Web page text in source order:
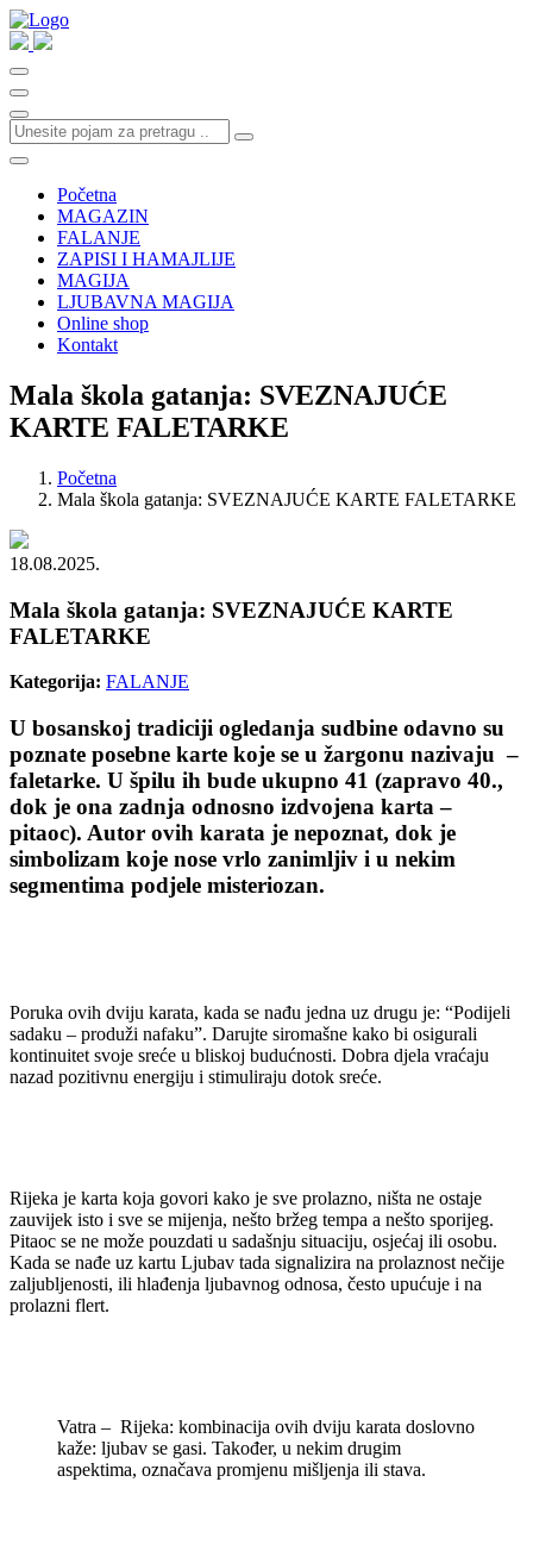
Početna
MAGAZIN
FALANJE
ZAPISI I HAMAJLIJE
MAGIJA
LJUBAVNA MAGIJA
Online shop
Kontakt
Mala škola gatanja: SVEZNAJUĆE
KARTE FALETARKE
Početna
Mala škola gatanja: SVEZNAJUĆE KARTE FALETARKE
18.08.2025.
Mala škola gatanja: SVEZNAJUĆE KARTE
FALETARKE
Kategorija: FALANJE
U bosanskoj tradiciji ogledanja sudbine odavno su
poznate posebne karte koje se u žargonu nazivaju –
faletarke. U špilu ih bude ukupno 41 (zapravo 40.,
dok je ona zadnja odnosno izdvojena karta –
pitaoc). Autor ovih karata je nepoznat, dok je
simbolizam koje nose vrlo zanimljiv i u nekim
segmentima podjele misteriozan.
Poruka ovih dviju karata, kada se nađu jedna uz drugu je: “Podijeli
sadaku – produži nafaku”. Darujte siromašne kako bi osigurali
kontinuitet svoje sreće u bliskoj budućnosti. Dobra djela vraćaju
nazad pozitivnu energiju i stimuliraju dotok sreće.
Rijeka je karta koja govori kako je sve prolazno, ništa ne ostaje
zauvijek isto i sve se mijenja, nešto bržeg tempa a nešto sporijeg.
Pitaoc se ne može pouzdati u sadašnju situaciju, osjećaj ili osobu.
Kada se nađe uz kartu Ljubav tada signalizira na prolaznost nečije
zaljubljenosti, ili hlađenja ljubavnog odnosa, često upućuje i na
prolazni flert.
Vatra – Rijeka: kombinacija ovih dviju karata doslovno
kaže: ljubav se gasi. Također, u nekim drugim
aspektima, označava promjenu mišljenja ili stava.